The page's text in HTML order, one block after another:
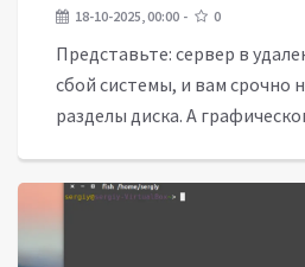
18-10-2025, 00:00 0
Представьте: сервер в
сбой системы, и вам срочно
разделы диска. А